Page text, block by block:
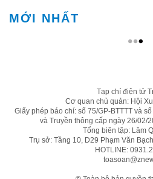
MỚI NHẤT
Tạp chí điện tử
Cơ quan chủ quản: Hội
Giấy phép báo chí: số 75/GP-BTTTT và
và Truyền thông cấp ngày 26/02/
Tổng biên tập: Lâm
Trụ sở: Tầng 10, D29 Phạm Văn
HOTLINE: